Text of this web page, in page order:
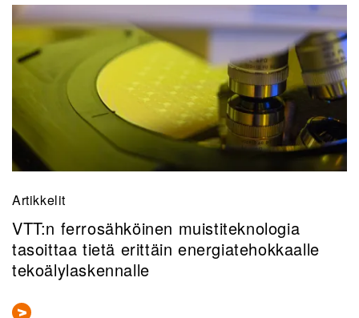
Artikkelit
VTT:n ferrosähköinen muistiteknologia
tasoittaa tietä erittäin energiatehokkaalle
tekoälylaskennalle